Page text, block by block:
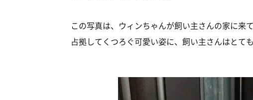
この写真は、ウィンちゃんが飼い主さんの家に来
占拠してくつろぐ可愛い姿に、飼い主さんはとて